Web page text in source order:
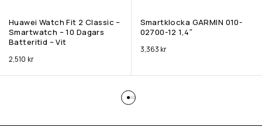
Huawei Watch Fit 2 Classic –
Smartwatch – 10 Dagars
Batteritid – Vit
2,510 kr
Smartklocka GARMIN 010-
02700-12 1,4″
3,363 kr